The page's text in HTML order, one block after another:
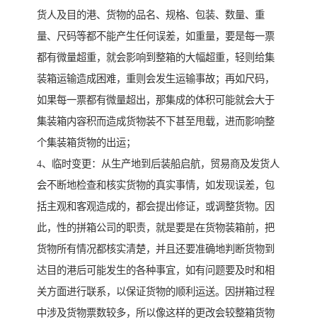
货人及目的港、货物的品名、规格、包装、数量、重
量、尺码等都不能产生任何误差，如重量，要是每一票
都有微量超重，就会影响到整箱的大幅超重，轻则给集
装箱运输造成困难，重则会发生运输事故；再如尺码，
如果每一票都有微量超出，那集成的体积可能就会大于
集装箱内容积而造成货物装不下甚至甩载，进而影响整
个集装箱货物的出运；
4、临时变更：从生产地到后装船启航，贸易商及发货人
会不断地检查和核实货物的真实事情，如发现误差，包
括主观和客观造成的，都会提出修证，或调整货物。因
此，性的拼箱公司的职责，就是要是在货物装箱前，把
货物所有情况都核实清楚，并且还要准确地判断货物到
达目的港后可能发生的各种事宜，如有问题要及时和相
关方面进行联系，以保证货物的顺利运送。因拼箱过程
中涉及货物票数较多，所以像这样的更改会较整箱货物